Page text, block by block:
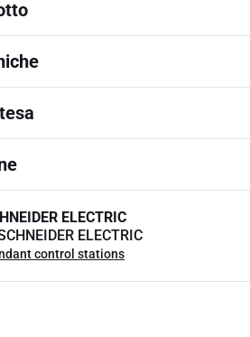
ELECTRIC
ELECTRIC
control stations